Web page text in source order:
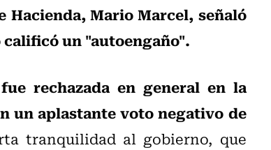
Hacienda, Mario Marcel, señaló
un "autoengaño".
rechazada en general en la
un aplastante voto negativo de
tranquilidad al gobierno, que